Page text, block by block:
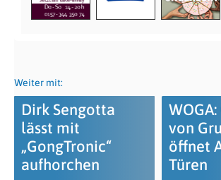
Weiter mit:
Dirk Sengotta
lässt mit
„GongTronic“
aufhorchen
von
öffnet
Türen